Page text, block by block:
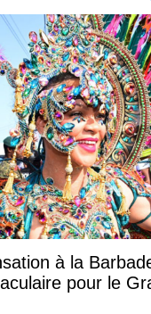
à la
pour le